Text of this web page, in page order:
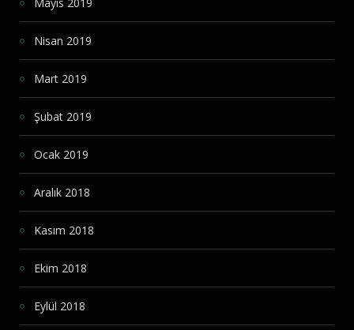
Nisan 2019
Mart 2019
Şubat 2019
Ocak 2019
Aralık 2018
Kasım 2018
Ekim 2018
Eylül 2018